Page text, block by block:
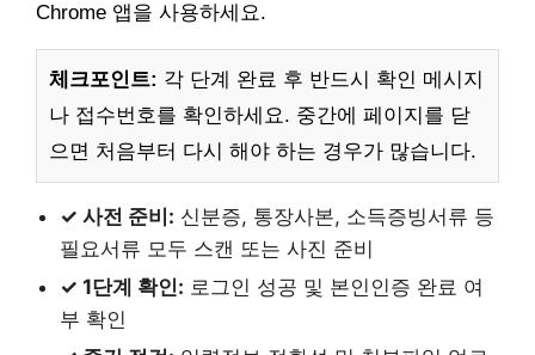
Chrome 앱을 사용하세요.
체크포인트: 각 단계 완료 후 반드시 확인 메시지
나 접수번호를 확인하세요. 중간에 페이지를 닫
으면 처음부터 다시 해야 하는 경우가 많습니다.
✓ 사전 준비: 신분증, 통장사본, 소득증빙서류 등
필요서류 모두 스캔 또는 사진 준비
✓ 1단계 확인: 로그인 성공 및 본인인증 완료 여
부 확인